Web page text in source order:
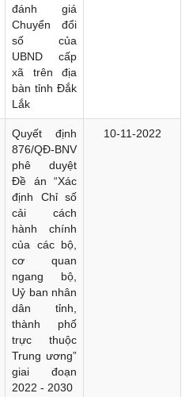
đánh giá
Chuyển đổi
số của
UBND cấp
xã trên địa
bàn tỉnh Đắk
Lắk
Quyết định
876/QĐ-BNV
phê duyệt
Đề án “Xác
định Chỉ số
cải cách
hành chính
của các bộ,
cơ quan
ngang bộ,
Uỷ ban nhân
dân tỉnh,
thành phố
trực thuộc
Trung ương”
giai đoạn
2022 - 2030
10-11-2022